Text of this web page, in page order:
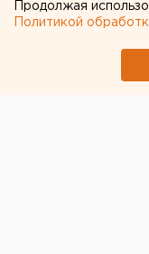
Продолжая
Политикой